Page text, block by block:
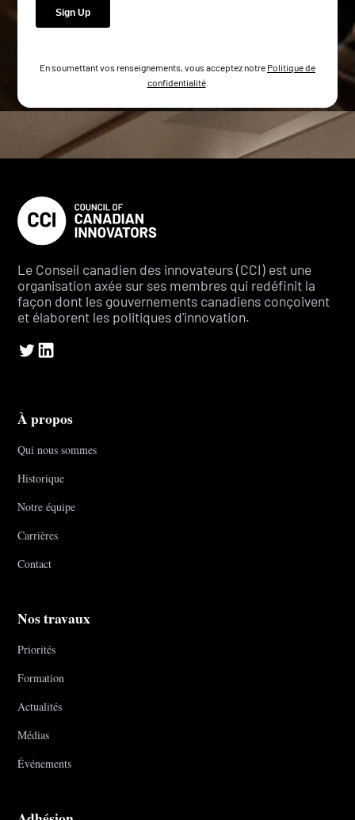
En soumettant vos renseignements, vous acceptez notre Politique de
confidentialité.
Le Conseil canadien des innovateurs (CCI) est une
organisation axée sur ses membres qui redéfinit la
façon dont les gouvernements canadiens conçoivent
et élaborent les politiques d'innovation.
À propos
Qui nous sommes
Historique
Notre équipe
Carrières
Contact
Nos travaux
Priorités
Formation
Actualités
Médias
Événements